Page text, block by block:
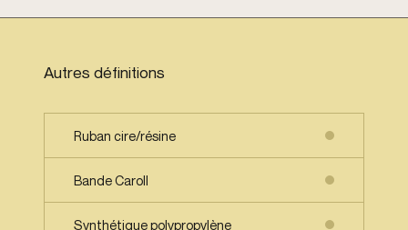
Autres définitions
Ruban cire/résine
Bande Caroll
Synthétique polypropylène